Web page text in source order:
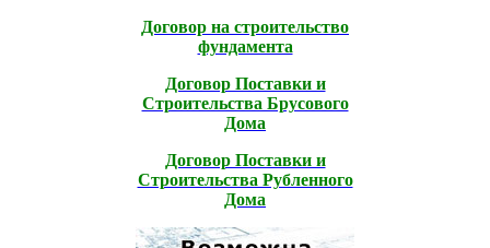
Договор на строительство
фундамента
Договор Поставки и
Строительcтва Брусового
Дома
Договор Поставки и
Строительcтва Рубленного
Дома